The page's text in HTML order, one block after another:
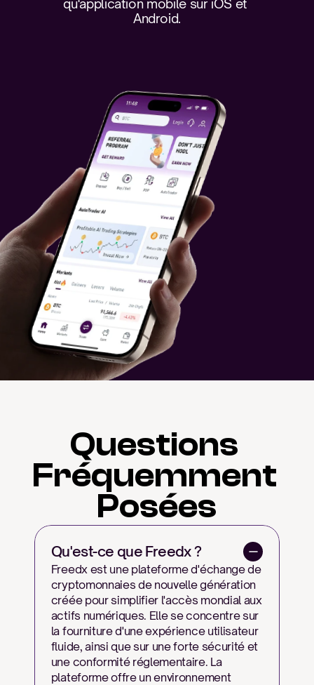
qu'application mobile sur iOS et
Android.
Questions
Fréquemment
Posées
Qu'est-ce que Freedx ?
Freedx est une plateforme d'échange de
cryptomonnaies de nouvelle génération
créée pour simplifier l'accès mondial aux
actifs numériques. Elle se concentre sur
la fourniture d'une expérience utilisateur
fluide, ainsi que sur une forte sécurité et
une conformité réglementaire. La
plateforme offre un environnement